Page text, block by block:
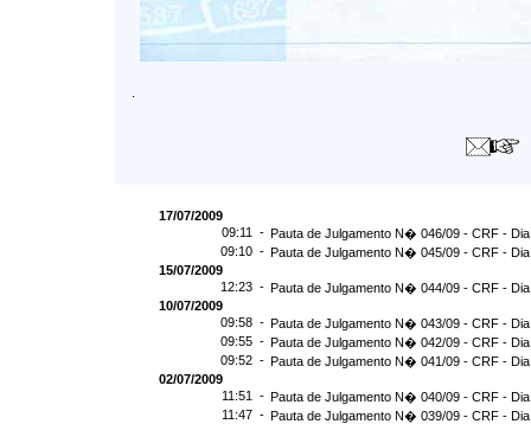
17/07/2009
09:11 - Pauta de Julgamento N� 046/09 - CRF -
09:10 - Pauta de Julgamento N� 045/09 - CRF -
15/07/2009
12:23 - Pauta de Julgamento N� 044/09 - CRF -
10/07/2009
09:58 - Pauta de Julgamento N� 043/09 - CRF -
09:55 - Pauta de Julgamento N� 042/09 - CRF -
09:52 - Pauta de Julgamento N� 041/09 - CRF -
02/07/2009
11:51 - Pauta de Julgamento N� 040/09 - CRF -
11:47 - Pauta de Julgamento N� 039/09 - CRF -